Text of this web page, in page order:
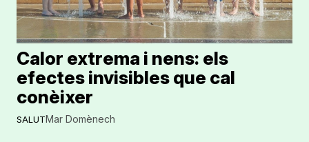
SALUT
Calor extrema i nens: els
efectes invisibles que cal
conèixer
Mar Domènech